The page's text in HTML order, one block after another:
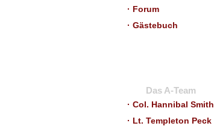
· Forum
· Gästebuch
Das A-Team
· Col. Hannibal Smith
· Lt. Templeton Peck